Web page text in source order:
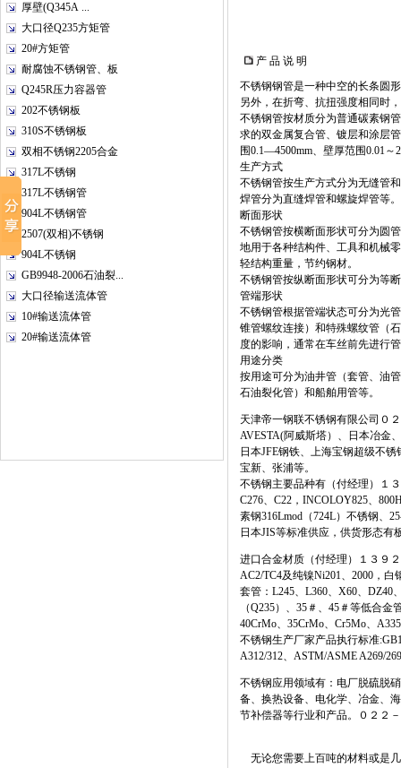
厚壁(Q345A ...
大口径Q235方矩管
20#方矩管
耐腐蚀不锈钢管、板
Q245R压力容器管
202不锈钢板
310S不锈钢板
双相不锈钢2205合金
317L不锈钢
317L不锈钢管
904L不锈钢管
2507(双相)不锈钢
904L不锈钢
GB9948-2006石油裂...
大口径输送流体管
10#输送流体管
20#输送流体管
产 品 说 明
不锈钢钢管是一种中空的长条圆
另外，在折弯、抗扭强度相同时
不锈钢管按材质分为普通碳素钢
求的双金属复合管、镀层和涂层
围0.1—4500mm、壁厚范围0.01
生产方式
不锈钢管按生产方式分为无缝管
焊管分为直缝焊管和螺旋焊管等。
断面形状
不锈钢管按横断面形状可分为圆
地用于各种结构件、工具和机械
轻结构重量，节约钢材。
不锈钢管按纵断面形状可分为等
管端形状
不锈钢管根据管端状态可分为光
锥管螺纹连接）和特殊螺纹管（
度的影响，通常在车丝前先进行
用途分类
按用途可分为油井管（套管、油
石油裂化管）和船舶用管等。
天津帝一钢联不锈钢有限公司０
AVESTA(阿威斯塔）、日本冶金
日本JFE钢铁、上海宝钢超级不
宝新、张浦等。
不锈钢主要品种有（付经理）１
C276、C22，INCOLOY825、
素钢316Lmod（724L）不锈钢、
日本JIS等标准供应，供货形态
进口合金材质（付经理）１３９
AC2/TC4及纯镍Ni201、2000，白
套管：L245、L360、X60、DZ40
（Q235）、35＃、45＃等低合
40CrMo、35CrMo、Cr5Mo、
不锈钢生产厂家产品执行标准
A312/312、ASTM/ASME A269/
不锈钢应用领域有：电厂脱硫脱
备、换热设备、电化学、冶金、
节补偿器等行业和产品。０２２
无论您需要上百吨的材料或是